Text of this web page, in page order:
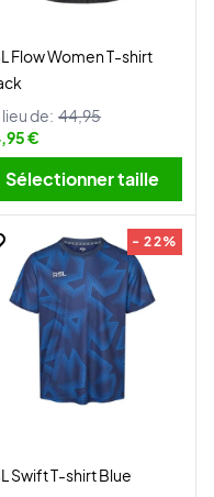
Flow Women T-shirt
lieu de: 44,95
€
Sélectionner taille
- 22%
Swift T-shirt Blue